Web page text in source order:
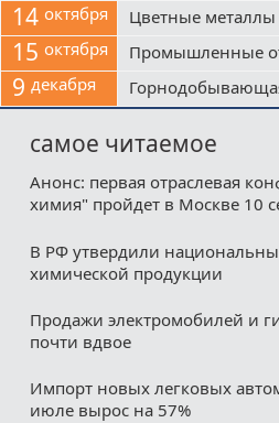
14 октября Цветные металлы
15 октября Промышленные
9 декабря
самое читаемое
Анонс: первая отраслевая
химия" пройдет в Москве 10
В РФ утвердили
химической продукции
Продажи электромобилей и
почти вдвое
Импорт новых легковых
июле вырос на 57%